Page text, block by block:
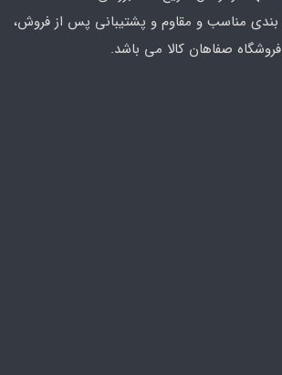
بندی مناسب و مقاوم و پشتیبانی پس از فروش،
صفاهان کالا می باشد.